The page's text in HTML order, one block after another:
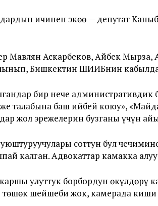
ичинен экөө — депутат
Мавлян Аскарбеков, Айбек Мырза,
Бишкектин ШИИБнин
бир нече
же талабына баш ийбей коюу»,
жол эрежелерин бузганы үчүн
соттун бул
калган. Адвокаттар камакка
улуттук борбордун өкүлдөрү
шейшеби жок, камерада киши